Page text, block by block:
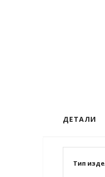
ДЕТАЛИ
Тип